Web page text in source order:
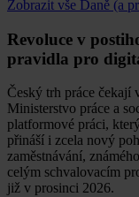
Zobrazit vše Daně (a
Revoluce v
pravidla pro
Český trh práce čekají
Ministerstvo práce a
platformové práci,
přináší i zcela nový
zaměstnávání,
celým schvalovacím
již v prosinci 2026.